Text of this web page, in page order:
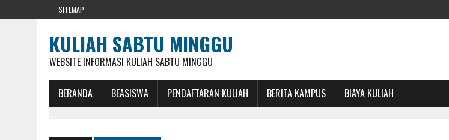
SITEMAP
KULIAH SABTU MINGGU
WEBSITE INFORMASI KULIAH SABTU MINGGU
BERANDA BEASISWA PENDAFTARAN KULIAH BERITA KAMPUS BIAYA KULIAH